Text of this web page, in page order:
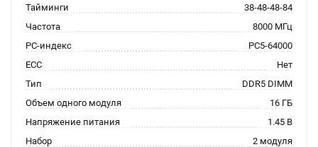
Тайминги
38-48-48-84
Частота
8000 МГц
PC-индекс
PC5-64000
ECC
Нет
Тип
DDR5 DIMM
Объем одного модуля
16 ГБ
Напряжение питания
1.45 В
Набор
2 модуля